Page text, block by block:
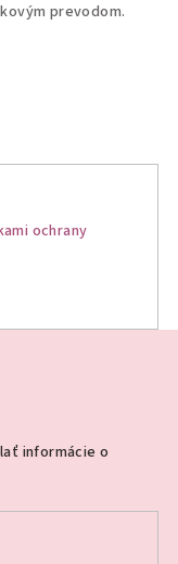
prevodom.
ochrany
informácie o